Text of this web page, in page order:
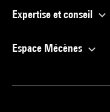
Expertise et conseil
Espace Mécènes